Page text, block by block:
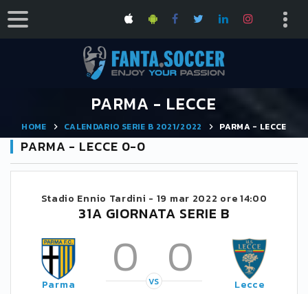
PARMA - LECCE
HOME CALENDARIO SERIE B 2021/2022 PARMA - LECCE
PARMA - LECCE 0-0
Stadio Ennio Tardini - 19 mar 2022 ore 14:00
31A GIORNATA SERIE B
Parma 0 0
VS Lecce